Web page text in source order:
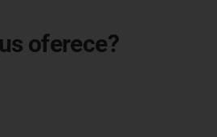
oferece?